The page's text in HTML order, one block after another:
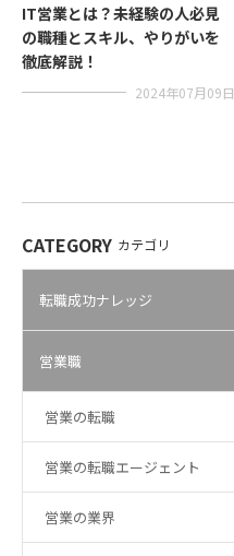
IT営業とは？未経験の人必見
の職種とスキル、やりがいを
徹底解説！
2024年07月09日
CATEGORY カテゴリ
転職成功ナレッジ
営業職
営業の転職
営業の転職エージェント
営業の業界